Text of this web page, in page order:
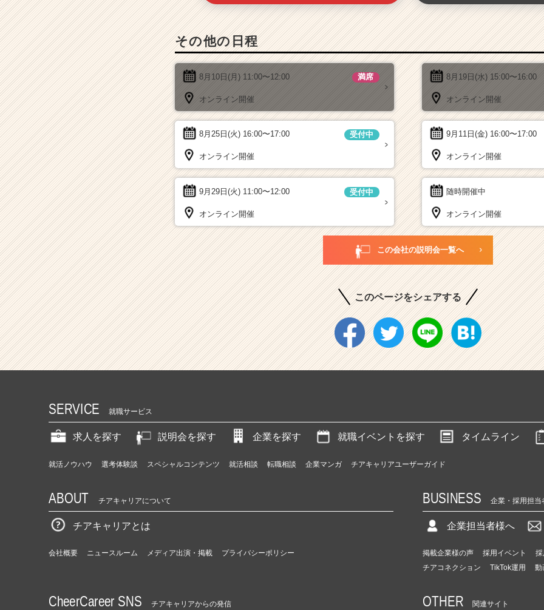
その他の日程
8月10日(月) 11:00〜12:00 満席
オンライン開催
8月19日(水) 15:00〜16:00
オンライン開催
8月25日(火) 16:00〜17:00 受付中
オンライン開催
9月11日(金) 16:00〜17:00
オンライン開催
9月29日(火) 11:00〜12:00 受付中
オンライン開催
随時開催中
オンライン開催
この会社の説明会一覧へ
このページをシェアする
SERVICE 就職サービス
求人を探す 説明会を探す 企業を探す 就職イベントを探す タイムライン
就活ノウハウ 選考体験談 スペシャルコンテンツ 就活相談 転職相談 企業マンガ チアキャリアユーザーガイド
ABOUT チアキャリアについて
チアキャリアとは
会社概要 ニュースルーム メディア出演・掲載 プライバシーポリシー
BUSINESS 企業・採用担当
企業担当者様へ
掲載企業様の声 採用イベント
チアコネクション
TikTok運用 動
CheerCareer SNS チアキャリアからの発信 OTHER 関連サイト